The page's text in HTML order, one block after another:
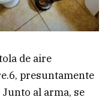
de aire
presuntamente
al arma, se